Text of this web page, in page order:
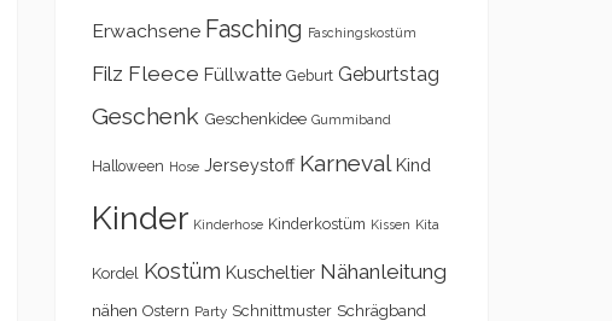
Erwachsene Fasching Faschingskostüm
Filz Fleece Füllwatte Geburt Geburtstag
Geschenk Geschenkidee Gummiband
Halloween Hose Jerseystoff Karneval Kind
Kinder Kinderhose Kinderkostüm Kissen Kita
Kordel Kostüm Kuscheltier Nähanleitung
nähen Ostern Party Schnittmuster Schrägband